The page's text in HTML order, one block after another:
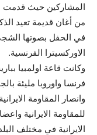
المشاركين حيث قدمت
من أغان قديمة تعيد
في الحفل بصوتها
الاوركسيترا الفرنسية.
وكانت قاعة اولمبيا
فرنسا واوروبا مليئة
وانصار المقاومة
للمقاومة الايرانية
الايرانية في مختلف